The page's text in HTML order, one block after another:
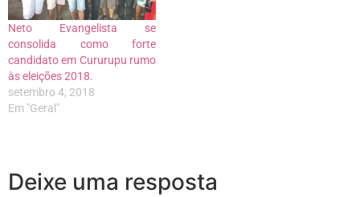
Neto Evangelista se
consolida como forte
candidato em Cururupu rumo
às eleições 2018.
setembro 4, 2018
Em "Geral"
Deixe uma resposta